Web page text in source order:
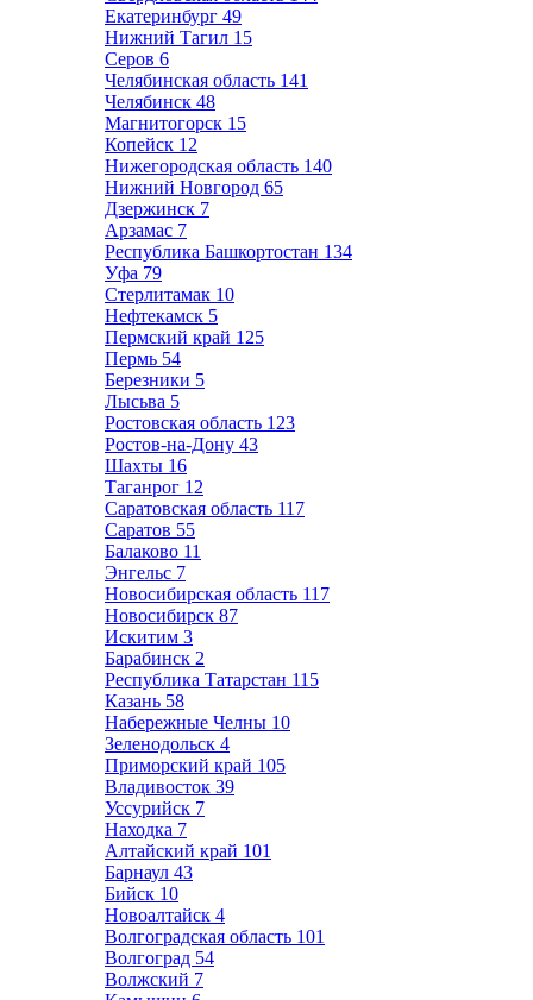
Екатеринбург 49
Нижний Тагил 15
Серов 6
Челябинская область 141
Челябинск 48
Магнитогорск 15
Копейск 12
Нижегородская область 140
Нижний Новгород 65
Дзержинск 7
Арзамас 7
Республика Башкортостан 134
Уфа 79
Стерлитамак 10
Нефтекамск 5
Пермский край 125
Пермь 54
Березники 5
Лысьва 5
Ростовская область 123
Ростов-на-Дону 43
Шахты 16
Таганрог 12
Саратовская область 117
Саратов 55
Балаково 11
Энгельс 7
Новосибирская область 117
Новосибирск 87
Искитим 3
Барабинск 2
Республика Татарстан 115
Казань 58
Набережные Челны 10
Зеленодольск 4
Приморский край 105
Владивосток 39
Уссурийск 7
Находка 7
Алтайский край 101
Барнаул 43
Бийск 10
Новоалтайск 4
Волгоградская область 101
Волгоград 54
Волжский 7